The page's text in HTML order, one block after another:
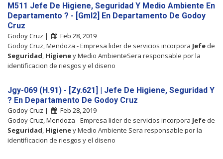
M511 Jefe De Higiene, Seguridad Y Medio Ambiente En
Departamento ? - [Gml2] En Departamento De Godoy
Cruz
Godoy Cruz |
Feb 28, 2019
Godoy Cruz, Mendoza - Empresa lider de servicios incorpora Jefe de
Seguridad Higieney Medio AmbienteSera responsable por la
identificacion de riesgos y el diseno
Jgy-069 (H.91) - [Zy.621] | Jefe De Higiene, Seguridad Y
? En Departamento De Godoy Cruz
Godoy Cruz |
Feb 28, 2019
Godoy Cruz, Mendoza - Empresa lider de servicios incorpora Jefe de
Seguridad Higieney Medio Ambiente Sera responsable por la
identificacion de riesgos y el diseno